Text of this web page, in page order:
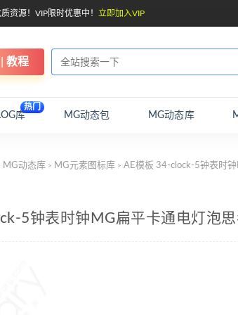
资源！VIP限时优惠中！ 立即加入VIP
教程
库
热门
MG动态包 MG动态库
MG动态库 > MG元素图标库 > AE模板 34-clock-5钟表时
5钟表时钟MG扁平卡通电灯泡